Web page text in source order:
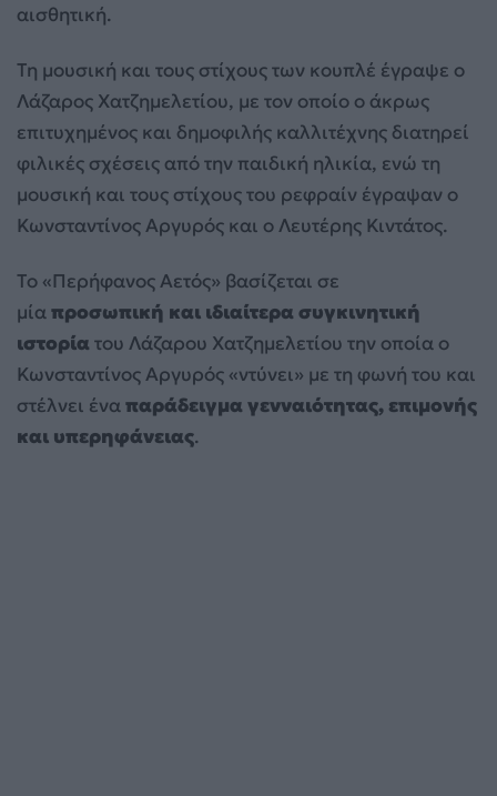
αισθητική.
Τη μουσική και τους στίχους των κουπλέ έγραψε ο
Λάζαρος Χατζημελετίου, με τον οποίο ο άκρως
επιτυχημένος και δημοφιλής καλλιτέχνης διατηρεί
φιλικές σχέσεις από την παιδική ηλικία, ενώ τη
μουσική και τους στίχους του ρεφραίν έγραψαν ο
Κωνσταντίνος Αργυρός και ο Λευτέρης Κιντάτος.
Το «Περήφανος Αετός» βασίζεται σε
μίαπροσωπική και ιδιαίτερα συγκινητική
ιστορία του Λάζαρου Χατζημελετίου την οποία ο
Κωνσταντίνος Αργυρός «ντύνει» με τη φωνή του και
στέλνει έναπαράδειγμα γενναιότητας, επιμονής
και υπερηφάνειας.